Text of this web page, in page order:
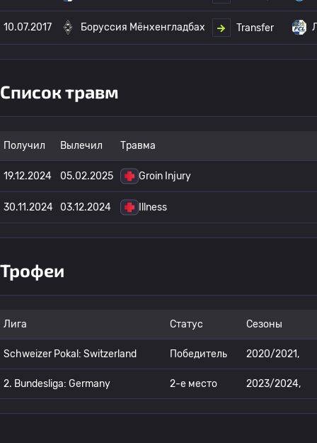
10.07.2017 Боруссия Мёнхенгладбах Transfer
Список травм
Получил Вылечил Травма
19.12.2024 05.02.2025 Groin Injury
30.11.2024 03.12.2024 Illness
Трофеи
Лига Статус Сезоны
Schweizer Pokal: Switzerland Победитель 2020/2021,
2. Bundesliga: Germany 2-е место 2023/2024,